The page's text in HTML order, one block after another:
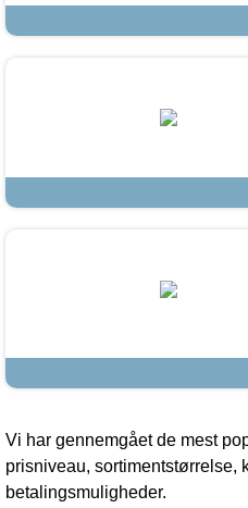
Vi har gennemgået de mest
prisniveau, sortimentstørrelse,
betalingsmuligheder.